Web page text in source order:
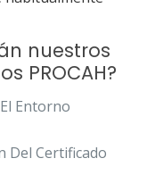
nuestros
PROCAH?
Entorno
Del Certificado